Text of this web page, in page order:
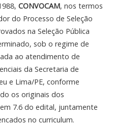
CONVOCAM, nos termos
do Processo de Seleção
na Seleção Pública
sob o regime de
ao atendimento de
da Secretaria de
e Lima/PE, conforme
os originais dos
7.6 do edital, juntamente
no curriculum.